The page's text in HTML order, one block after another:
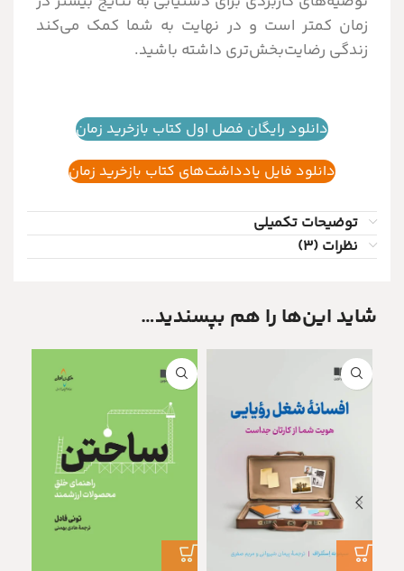
زمان کمتر است و در نهایت به شما کمک می‌کند
زندگی رضایت‌بخش‌تری داشته باشید.
دانلود رایگان فصل اول کتاب بازخرید زمان
دانلود فایل یادداشت‌های کتاب بازخرید زمان
توضیحات تکمیلی
نظرات (3)
شاید این‌ها را هم بپسندید